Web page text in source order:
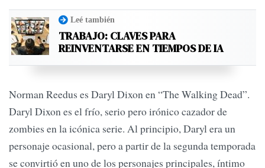
Leé también
TRABAJO: CLAVES PARA
REINVENTARSE EN TIEMPOS DE IA
Norman Reedus es Daryl Dixon en “The Walking Dead”.
Daryl Dixon es el frío, serio pero irónico cazador de
zombies en la icónica serie. Al principio, Daryl era un
personaje ocasional, pero a partir de la segunda temporada
se convirtió en uno de los personajes principales, íntimo